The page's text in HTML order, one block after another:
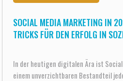
SOCIAL MEDIA MARKETING IN
TRICKS FÜR DEN ERFOLG IN
In der heutigen digitalen Ära ist
einem unverzichtbaren Bestandteil